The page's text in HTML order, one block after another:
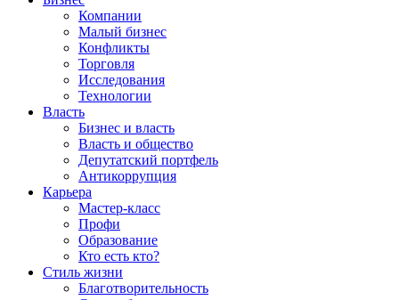
Компании
Малый бизнес
Конфликты
Торговля
Исследования
Технологии
Власть
Бизнес и власть
Власть и общество
Депутатский портфель
Антикоррупция
Карьера
Мастер-класс
Профи
Образование
Кто есть кто?
Стиль жизни
Благотворительность